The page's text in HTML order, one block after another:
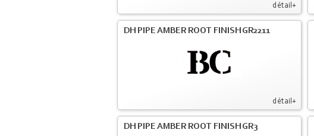
détail+
détail+
DH PIPE AMBER ROOT FINISH GR2211
DH PIPE AMBER ROOT FINISH GR3